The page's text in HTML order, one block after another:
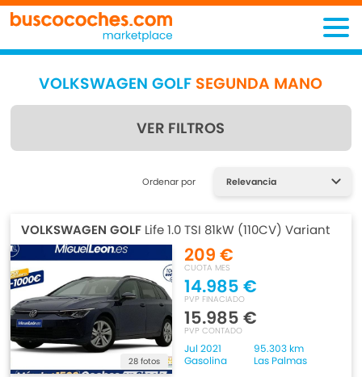
VOLKSWAGEN GOLF SEGUNDA MANO
VER FILTROS
Encuentra lo que estás
Ordenar por
VOLKSWAGEN GOLF Life 1.0 TSI 81kW (110CV) Variant
28 fotos
209 €
CUOTA MES
14.985 €
PVP FINACIADO
15.985 €
PVP CONTADO
Jul 2021
95.303 km
Gasolina
Las Palmas